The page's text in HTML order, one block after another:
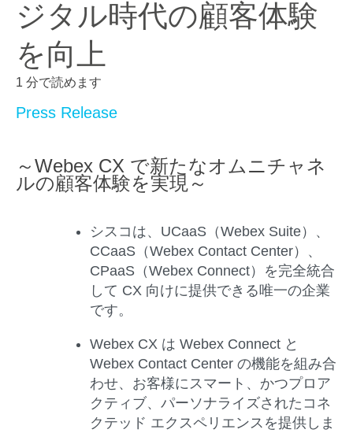
ジタル時代の顧客体験
を向上
1 分で読めます
Press Release
～Webex CX で新たなオムニチャネ
ルの顧客体験を実現～
シスコは、UCaaS（Webex Suite）、
CCaaS（Webex Contact Center）、
CPaaS（Webex Connect）を完全統合
して CX 向けに提供できる唯一の企業
です。
Webex CX は Webex Connect と
Webex Contact Center の機能を組み合
わせ、お客様にスマート、かつプロア
クティブ、パーソナライズされたコネ
クテッド エクスペリエンスを提供しま